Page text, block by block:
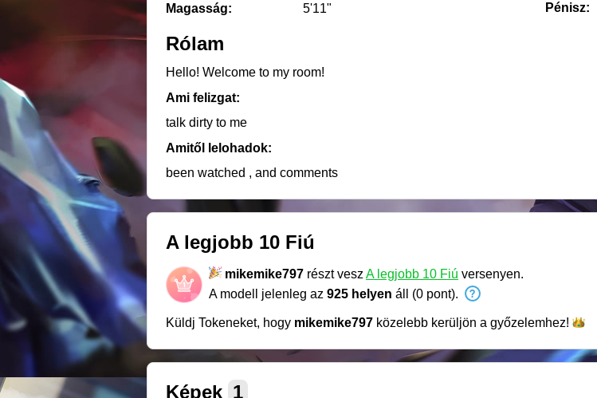
Magasság: 5'11"
Pénisz:
Rólam
Hello! Welcome to my room!
Ami felizgat:
talk dirty to me
Amitől lelohadok:
been watched , and comments
A legjobb 10 Fiú
mikemike797 részt vesz A legjobb 10 Fiú versenyen.
A modell jelenleg az 925 helyen áll (0 pont).
Küldj Tokeneket, hogy mikemike797 közelebb kerüljön a győzelemhez!
Képek 1